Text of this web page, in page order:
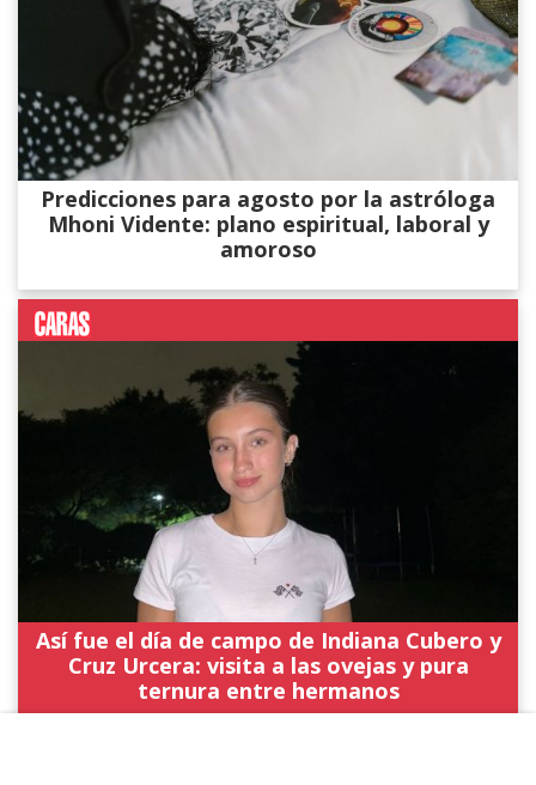
Predicciones para agosto por la astróloga
Mhoni Vidente: plano espiritual, laboral y
amoroso
Así fue el día de campo de Indiana Cubero y
Cruz Urcera: visita a las ovejas y pura
ternura entre hermanos